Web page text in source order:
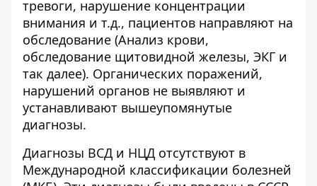
тревоги, нарушение концентрации
внимания и т.д., пациентов направляют на
обследование (Анализ крови,
обследование щитовидной железы, ЭКГ и
так далее). Органических поражений,
нарушений органов не выявляют и
устанавливают вышеупомянутые
диагнозы.
Диагнозы ВСД и НЦД отсутствуют в
Международной классификации болезней